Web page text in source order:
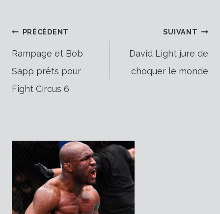
Navigation
de
l’article
PRÉCÉDENT
Rampage et Bob
Sapp prêts pour
Fight Circus 6
SUIVANT
David Light jure de
choquer le monde